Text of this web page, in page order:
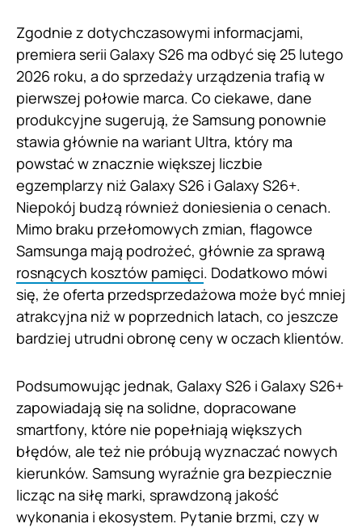
Zgodnie z dotychczasowymi informacjami,
premiera serii Galaxy S26 ma odbyć się 25 lutego
2026 roku, a do sprzedaży urządzenia trafią w
pierwszej połowie marca. Co ciekawe, dane
produkcyjne sugerują, że Samsung ponownie
stawia głównie na wariant Ultra, który ma
powstać w znacznie większej liczbie
egzemplarzy niż Galaxy S26 i Galaxy S26+.
Niepokój budzą również doniesienia o cenach.
Mimo braku przełomowych zmian, flagowce
Samsunga mają podrożeć, głównie za sprawą
rosnących kosztów pamięci. Dodatkowo mówi
się, że oferta przedsprzedażowa może być mniej
atrakcyjna niż w poprzednich latach, co jeszcze
bardziej utrudni obronę ceny w oczach klientów.
Podsumowując jednak, Galaxy S26 i Galaxy S26+
zapowiadają się na solidne, dopracowane
smartfony, które nie popełniają większych
błędów, ale też nie próbują wyznaczać nowych
kierunków. Samsung wyraźnie gra bezpiecznie
licząc na siłę marki, sprawdzoną jakość
wykonania i ekosystem. Pytanie brzmi, czy w